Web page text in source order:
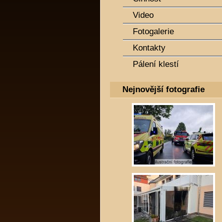
Video
Fotogalerie
Kontakty
Pálení klestí
Nejnovější fotografie